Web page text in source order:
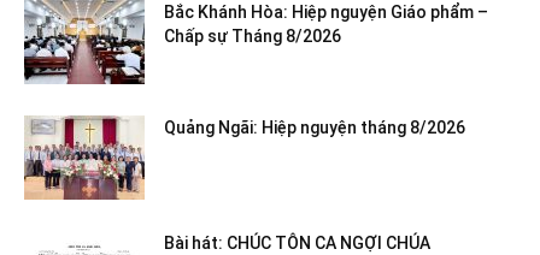
Bắc Khánh Hòa: Hiệp nguyện Giáo phẩm –
Chấp sự Tháng 8/2026
Quảng Ngãi: Hiệp nguyện tháng 8/2026
Bài hát: CHÚC TÔN CA NGỢI CHÚA